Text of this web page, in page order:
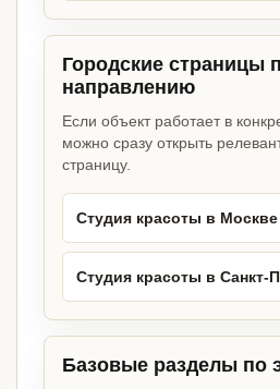
Городские страницы
направлению
Если объект работает в
можно сразу открыть
страницу.
Студия красоты в Москве
Студия красоты в Санкт-
Базовые разделы по